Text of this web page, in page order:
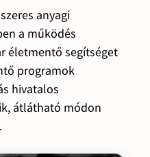
anyagi
a működés
életmentő segítséget
programok
hivatalos
átlátható módon